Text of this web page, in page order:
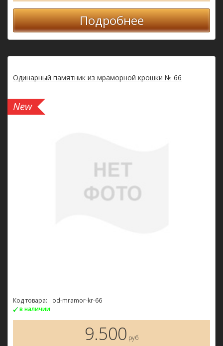
Подробнее
Одинарный памятник из мраморной крошки № 66
New
Код товара:
od-mramor-kr-66
в наличии
9.500 руб